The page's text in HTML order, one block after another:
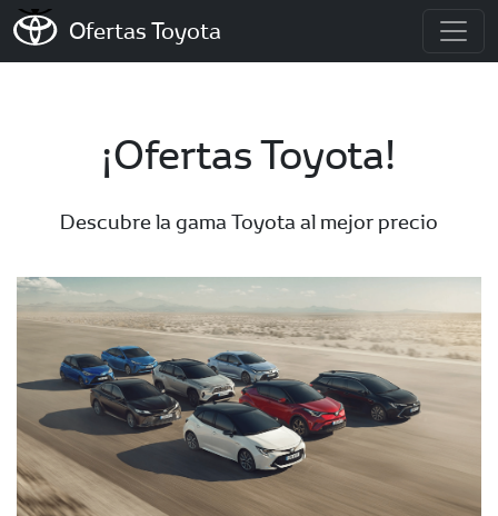
Ofertas Toyota
¡Ofertas Toyota!
Descubre la gama Toyota al mejor precio